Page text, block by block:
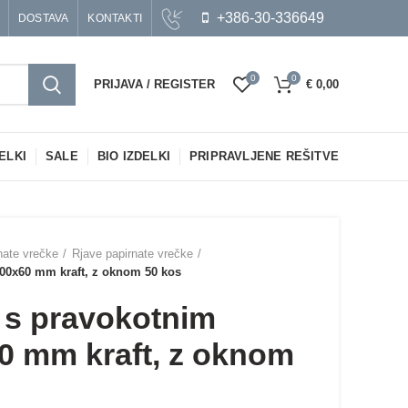
DOSTAVA KONTAKTI +386-30-336649
PRIJAVA / REGISTER 0 0 € 0,00
SALE BIO IZDELKI PRIPRAVLJENE REŠITVE
vrečke
Rjave papirnate vrečke
mm kraft, z oknom 50 kos
pravokotnim
mm kraft, z oknom